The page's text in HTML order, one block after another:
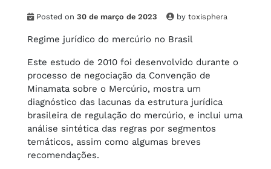
Posted on 30 de março de 2023 by toxisphera
Regime jurídico do mercúrio no Brasil
Este estudo de 2010 foi desenvolvido durante o
processo de negociação da Convenção de
Minamata sobre o Mercúrio, mostra um
diagnóstico das lacunas da estrutura jurídica
brasileira de regulação do mercúrio, e inclui uma
análise sintética das regras por segmentos
temáticos, assim como algumas breves
recomendações.